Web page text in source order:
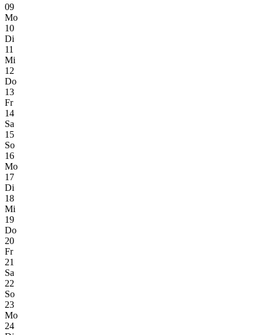
09
Mo
10
Di
11
Mi
12
Do
13
Fr
14
Sa
15
So
16
Mo
17
Di
18
Mi
19
Do
20
Fr
21
Sa
22
So
23
Mo
24